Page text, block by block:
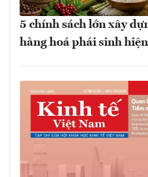
5 chính sách lớn xây
hàng hoá phái sinh